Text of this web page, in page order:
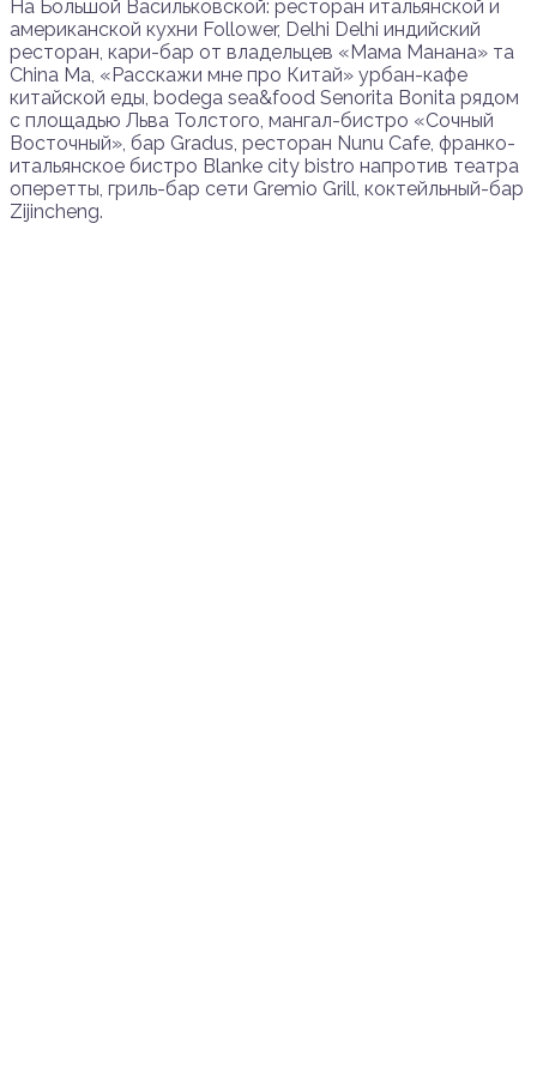
На Большой Васильковской: ресторан итальянской и
американской кухни Follower, Delhi Delhi индийский
ресторан, кари-бар от владельцев «Мама Манана» та
China Ma, «Расскажи мне про Китай» урбан-кафе
китайской еды, bodega sea&food Senorita Bonita рядом
с площадью Льва Толстого, мангал-бистро «Сочный
Восточный», бар Gradus, ресторан Nunu Cafe, франко-
итальянское бистро Blanke city bistro напротив театра
оперетты, гриль-бар сети Gremio Grill, коктейльный-бар
Zijincheng.